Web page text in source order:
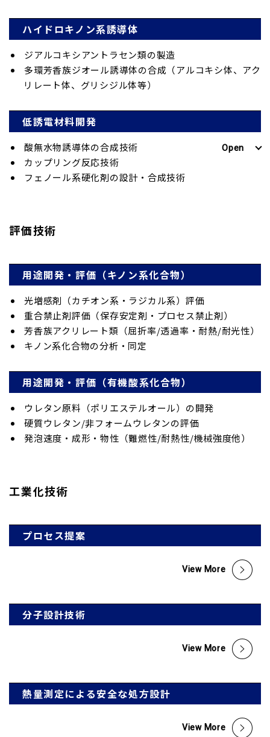
ハイドロキノン系誘導体
ジアルコキシアントラセン類の製造
多環芳香族ジオール誘導体の合成（アルコキシ体、アク
リレート体、グリシジル体等）
低誘電材料開発
酸無水物誘導体の合成技術
カップリング反応技術
フェノール系硬化剤の設計・合成技術
評価技術
用途開発・評価（キノン系化合物）
光増感剤（カチオン系・ラジカル系）評価
重合禁止剤評価（保存安定剤・プロセス禁止剤）
芳香族アクリレート類（屈折率/透過率・耐熱/耐光性）
キノン系化合物の分析・同定
用途開発・評価（有機酸系化合物）
ウレタン原料（ポリエステルオール）の開発
硬質ウレタン/非フォームウレタンの評価
発泡速度・成形・物性（難燃性/耐熱性/機械強度他）
工業化技術
プロセス提案
View More
分子設計技術
View More
熱量測定による安全な処方設計
View More